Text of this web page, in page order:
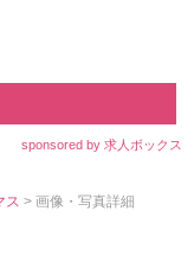
sponsored by 求人ボックス
ス> 画像・写真詳細